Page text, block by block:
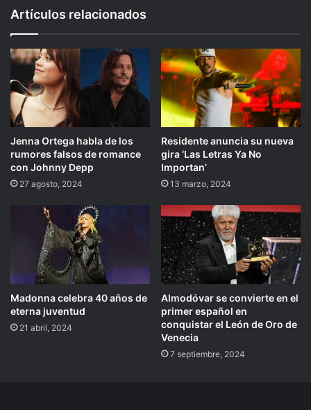
Artículos relacionados
Jenna Ortega habla de los
rumores falsos de romance
con Johnny Depp
27 agosto, 2024
Residente anuncia su nueva
gira ‘Las Letras Ya No
Importan’
13 marzo, 2024
Madonna celebra 40 años de
eterna juventud
21 abril, 2024
Almodóvar se convierte en el
primer español en
conquistar el León de Oro de
Venecia
7 septiembre, 2024